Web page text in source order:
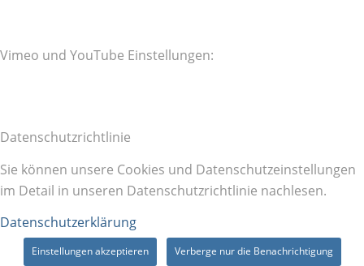
Vimeo und YouTube Einstellungen:
Datenschutzrichtlinie
Sie können unsere Cookies und Datenschutzeinstellungen
im Detail in unseren Datenschutzrichtlinie nachlesen.
Datenschutzerklärung
Einstellungen akzeptieren Verberge nur die Benachrichtigung